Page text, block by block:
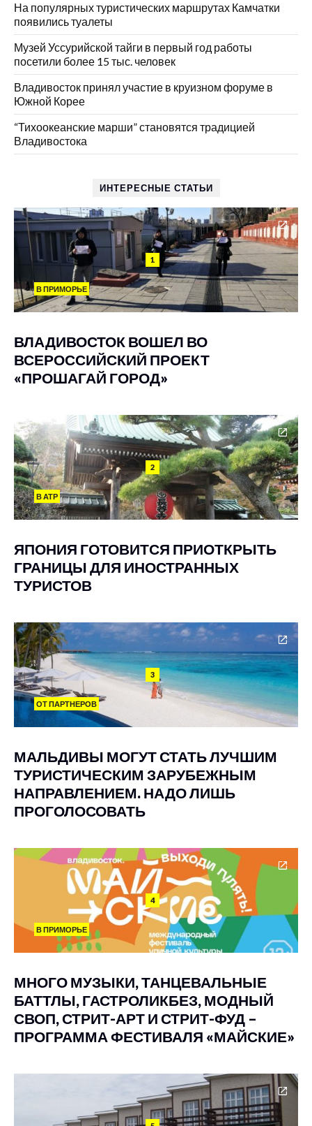
На популярных туристических маршрутах Камчатки
появились туалеты
Музей Уссурийской тайги в первый год работы
посетили более 15 тыс. человек
Владивосток принял участие в круизном форуме в
Южной Корее
“Тихоокеанские марши” становятся традицией
Владивостока
ИНТЕРЕСНЫЕ СТАТЬИ
1
В ПРИМОРЬЕ
ВЛАДИВОСТОК ВОШЕЛ ВО
ВСЕРОССИЙСКИЙ ПРОЕКТ
«ПРОШАГАЙ ГОРОД»
2
В АТР
ЯПОНИЯ ГОТОВИТСЯ ПРИОТКРЫТЬ
ГРАНИЦЫ ДЛЯ ИНОСТРАННЫХ
ТУРИСТОВ
3
ОТ ПАРТНЕРОВ
МАЛЬДИВЫ МОГУТ СТАТЬ ЛУЧШИМ
ТУРИСТИЧЕСКИМ ЗАРУБЕЖНЫМ
НАПРАВЛЕНИЕМ. НАДО ЛИШЬ
ПРОГОЛОСОВАТЬ
4
В ПРИМОРЬЕ
МНОГО МУЗЫКИ, ТАНЦЕВАЛЬНЫЕ
БАТТЛЫ, ГАСТРОЛИКБЕЗ, МОДНЫЙ
СВОП, СТРИТ-АРТ И СТРИТ-ФУД –
ПРОГРАММА ФЕСТИВАЛЯ «МАЙСКИЕ»